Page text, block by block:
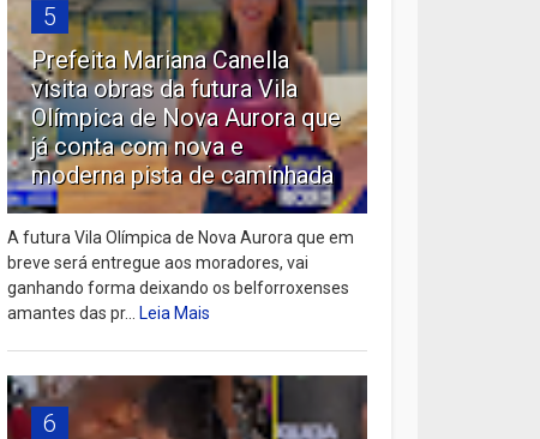
5
Prefeita Mariana Canella
visita obras da futura Vila
Olímpica de Nova Aurora que
já conta com nova e
moderna pista de caminhada
A futura Vila Olímpica de Nova Aurora que em
breve será entregue aos moradores, vai
ganhando forma deixando os belforroxenses
amantes das pr...Leia Mais
6